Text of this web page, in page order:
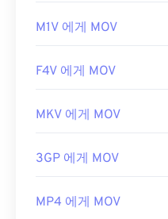
M1V 에게 MOV
F4V 에게 MOV
MKV 에게 MOV
3GP 에게 MOV
MP4 에게 MOV